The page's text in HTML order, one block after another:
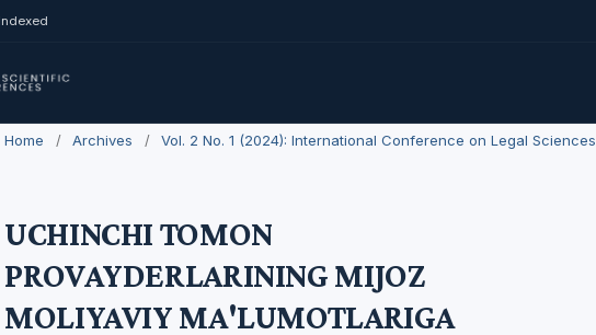
Home / Archives / Vol. 2 No. 1 (2024): International Conference on Legal Sciences
UCHINCHI TOMON
PROVAYDERLARINING MIJOZ
MOLIYAVIY MA'LUMOTLARIGA